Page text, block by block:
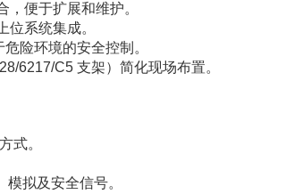
便于扩展和维护。
位系统集成。
险环境的安全控制。
6217/C5 支架）简化现场布置。
式。
模拟及安全信号。